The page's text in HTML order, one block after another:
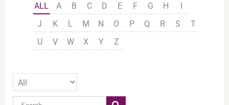
ALL A B C D E F G H
I
J
K L M N O P Q R S
T
U
V W X Y Z